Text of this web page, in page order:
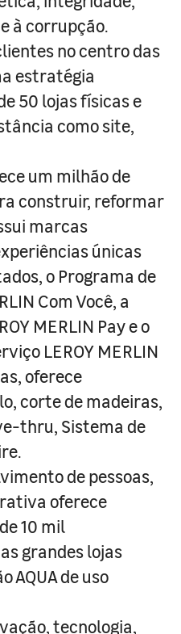
à corrupção.
no centro das
estratégia
50 lojas físicas e
como site,
um milhão de
construir, reformar
marcas
únicas
o Programa de
Com Você, a
MERLIN Pay e o
LEROY MERLIN
oferece
corte de madeiras,
thru, Sistema de
de pessoas,
oferece
10 mil
grandes lojas
AQUA de uso
tecnologia,